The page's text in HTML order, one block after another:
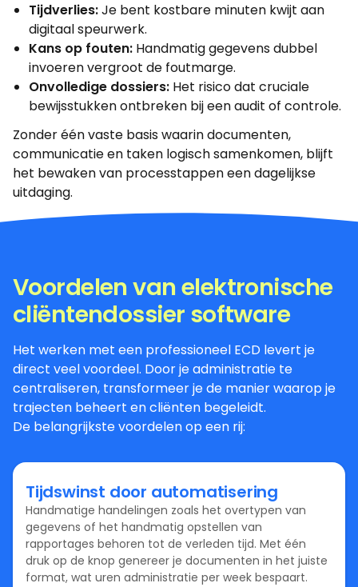
Tijdverlies:Je bent kostbare minuten kwijt aan
digitaal speurwerk.
Kans op fouten: Handmatig gegevens dubbel
invoeren vergroot de foutmarge.
Onvolledige dossiers: Het risico dat cruciale
bewijsstukken ontbreken bij een audit of controle.
Zonder één vaste basis waarin documenten,
communicatie en taken logisch samenkomen, blijft
het bewaken van processtappen een dagelijkse
uitdaging.
Voordelen van elektronische
cliëntendossier software
Het werken met een professioneel ECD levert je
direct veel voordeel. Door je administratie te
centraliseren, transformeer je de manier waarop je
trajecten beheert en cliënten begeleidt.
De belangrijkste voordelen op een rij:
Tijdswinst door automatisering
Handmatige handelingen zoals het overtypen van
gegevens of het handmatig opstellen van
rapportages behoren tot de verleden tijd. Met één
druk op de knop genereer je documenten in het juiste
format, wat uren administratie per week bespaart.